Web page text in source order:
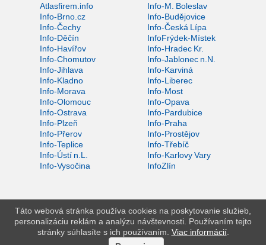
Atlasfirem.info
Info-M. Boleslav
Info-Brno.cz
Info-Budějovice
Info-Čechy
Info-Česká Lípa
Info-Děčín
InfoFrýdek-Místek
Info-Havířov
Info-Hradec Kr.
Info-Chomutov
Info-Jablonec n.N.
Info-Jihlava
Info-Karviná
Info-Kladno
Info-Liberec
Info-Morava
Info-Most
Info-Olomouc
Info-Opava
Info-Ostrava
Info-Pardubice
Info-Plzeň
Info-Praha
Info-Přerov
Info-Prostějov
Info-Teplice
Info-Třebíč
Info-Ústí n.L.
Info-Karlovy Vary
Info-Vysočina
InfoZlín
Táto webová stránka používa cookies na poskytovanie služieb,
personalizáciu reklám a analýzu návštevnosti. Používaním tejto
stránky súhlasíte s ich používaním. Viac informácií.